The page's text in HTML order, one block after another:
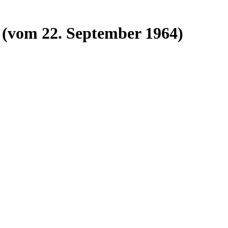
22. September 1964)